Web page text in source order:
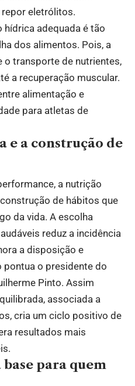
eletrólitos.
hídrica adequada é tão
dos alimentos. Pois, a
transporte de nutrientes,
a recuperação muscular.
alimentação e
para atletas de
e a construção de
a nutrição
de hábitos que
da vida. A escolha
reduz a incidência
a disposição e
pontua o presidente do
Pinto. Assim
associada a
cria um ciclo positivo de
resultados mais
para quem